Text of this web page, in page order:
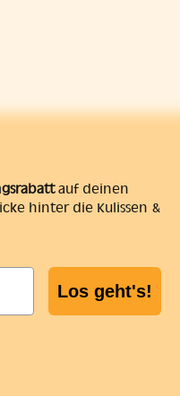
auf deinen
hinter die Kulissen &
Los geht's!